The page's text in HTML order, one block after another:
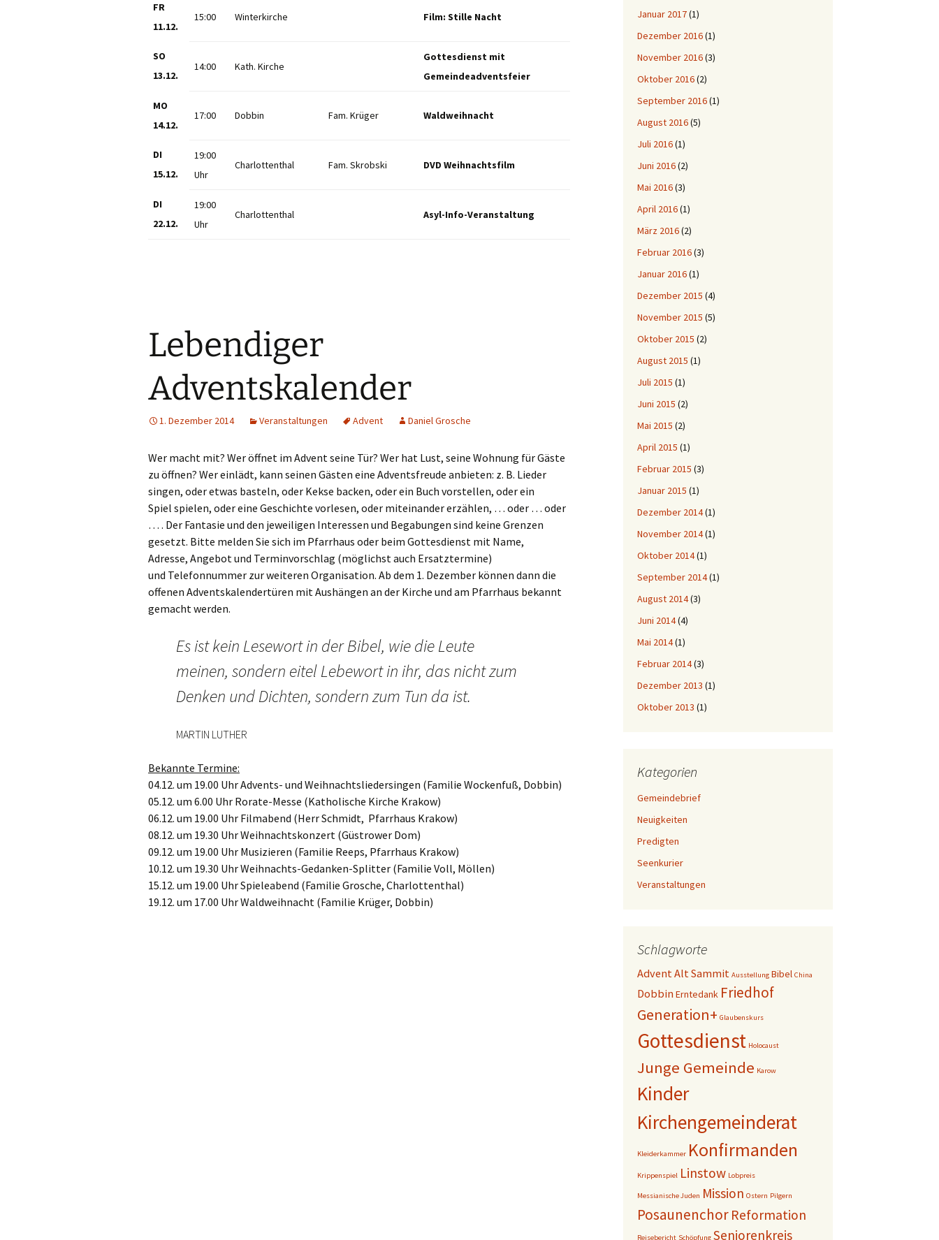
FR
11.12.
15:00 Winterkirche Film: Stille Nacht
SO
13.12.
14:00 Kath. Kirche
Gottesdienst mit
Gemeindeadventsfeier
MO
14.12.
17:00 Dobbin Fam. Krüger Waldweihnacht
DI
15.12.
19:00
Uhr
Charlottenthal Fam. Skrobski DVD Weihnachtsfilm
DI
22.12.
19:00
Uhr
Charlottenthal Asyl-Info-Veranstaltung
Lebendiger
Adventskalender
1. Dezember 2014 Veranstaltungen Advent Daniel Grosche
Wer macht mit? Wer öffnet im Advent seine Tür? Wer hat Lust, seine Wohnung für Gäste
zu öffnen? Wer einlädt, kann seinen Gästen eine Adventsfreude anbieten: z. B. Lieder
singen, oder etwas basteln, oder Kekse backen, oder ein Buch vorstellen, oder ein
Spiel spielen, oder eine Geschichte vorlesen, oder miteinander erzählen, … oder … oder
… . Der Fantasie und den jeweiligen Interessen und Begabungen sind keine Grenzen
gesetzt. Bitte melden Sie sich im Pfarrhaus oder beim Gottesdienst mit Name,
Adresse, Angebot und Terminvorschlag (möglichst auch Ersatztermine)
und Telefonnummer zur weiteren Organisation. Ab dem 1. Dezember können dann die
offenen Adventskalendertüren mit Aushängen an der Kirche und am Pfarrhaus bekannt
gemacht werden.
Es ist kein Lesewort in der Bibel, wie die Leute
meinen, sondern eitel Lebewort in ihr, das nicht zum
Denken und Dichten, sondern zum Tun da ist.
MARTIN LUTHER
Bekannte Termine:
04.12. um 19.00 Uhr Advents- und Weihnachtsliedersingen (Familie Wockenfuß, Dobbin)
05.12. um 6.00 Uhr Rorate-Messe (Katholische Kirche Krakow)
06.12. um 19.00 Uhr Filmabend (Herr Schmidt, Pfarrhaus Krakow)
08.12. um 19.30 Uhr Weihnachtskonzert (Güstrower Dom)
09.12. um 19.00 Uhr Musizieren (Familie Reeps, Pfarrhaus Krakow)
10.12. um 19.30 Uhr Weihnachts-Gedanken-Splitter (Familie Voll, Möllen)
15.12. um 19.00 Uhr Spieleabend (Familie Grosche, Charlottenthal)
19.12. um 17.00 Uhr Waldweihnacht (Familie Krüger, Dobbin)
Januar 2017(1)
Dezember 2016(1)
November 2016(3)
Oktober 2016(2)
September 2016(1)
August 2016(5)
Juli 2016(1)
Juni 2016(2)
Mai 2016(3)
April 2016(1)
März 2016(2)
Februar 2016(3)
Januar 2016(1)
Dezember 2015 (4)
November 2015 (5)
Oktober 2015 (2)
August 2015 (1)
Juli 2015 (1)
Juni 2015 (2)
Mai 2015 (2)
April 2015 (1)
Februar 2015 (3)
Januar 2015 (1)
Dezember 2014(1)
November 2014(1)
Oktober 2014(1)
September 2014(1)
August 2014(3)
Juni 2014(4)
Mai 2014(1)
Februar 2014(3)
Dezember 2013 (1)
Oktober 2013 (1)
Kategorien
Gemeindebrief
Neuigkeiten
Predigten
Seenkurier
Veranstaltungen
Schlagworte
AdventAlt Sammit Ausstellung Bibel China
Dobbin Erntedank Friedhof
Generation+ Glaubenskurs
Gottesdienst Holocaust
Junge Gemeinde Karow
Kinder
Kirchengemeinderat
Kleiderkammer Konfirmanden
Krippenspiel Linstow Lobpreis
Messianische Juden Mission Ostern Pilgern
Posaunenchor Reformation
Reisebericht Schöpfung Seniorenkreis